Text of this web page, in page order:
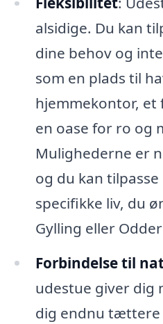
alsidige. Du kan
dine behov og
som en plads til
hjemmekontor, et
en oase for ro og
Mulighederne er
og du kan
specifikke liv, du
Gylling eller
Forbindelse til
udestue giver dig
dig endnu tættere